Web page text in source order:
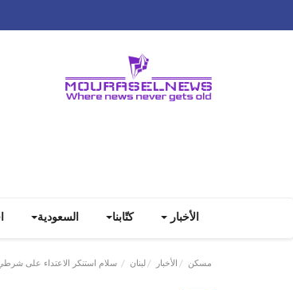
الأخبار كتّابنا السعودية
مسكن الأخبار لبنان سلام استنكر الاعتداء على